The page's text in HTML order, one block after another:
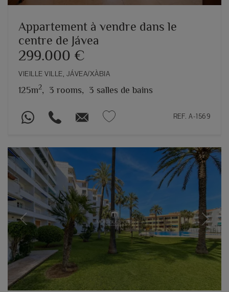
Appartement à vendre dans le
centre de Jávea
299.000 €
VIEILLE VILLE, JÁVEA/XÀBIA
125m2, 3 rooms, 3 salles de bains
REF. A-1569
Previous Next